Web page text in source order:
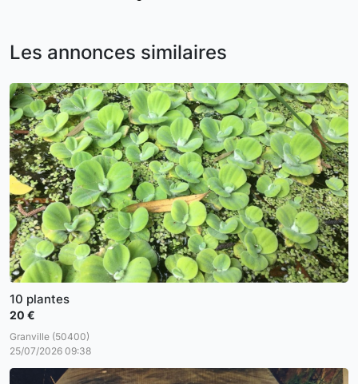
Les annonces similaires
10 plantes
20 €
Granville (50400)
25/07/2026 09:38